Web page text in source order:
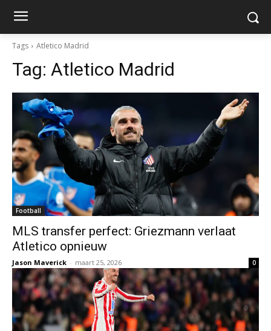
Tags Atletico Madrid
Tag: Atletico Madrid
Football
MLS transfer perfect: Griezmann verlaat
Atletico opnieuw
Jason Maverick - maart 25, 2026 0